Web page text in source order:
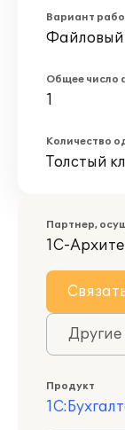
Вариант
Файловый
Общее число
1
Количество
Толстый
Партнер,
1С-
Продукт